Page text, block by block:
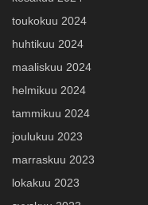
toukokuu 2024
huhtikuu 2024
maaliskuu 2024
helmikuu 2024
tammikuu 2024
joulukuu 2023
marraskuu 2023
lokakuu 2023